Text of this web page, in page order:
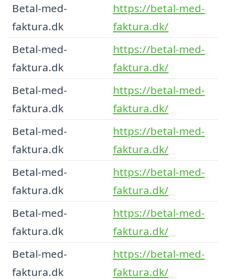
Betal-med-
faktura.dk
https://betal-med-
faktura.dk/
Betal-med-
faktura.dk
https://betal-med-
faktura.dk/
Betal-med-
faktura.dk
https://betal-med-
faktura.dk/
Betal-med-
faktura.dk
https://betal-med-
faktura.dk/
Betal-med-
faktura.dk
https://betal-med-
faktura.dk/
Betal-med-
faktura.dk
https://betal-med-
faktura.dk/
Betal-med-
faktura.dk
https://betal-med-
faktura.dk/